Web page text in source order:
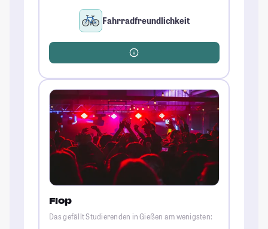
Fahrradfreundlichkeit
Flop
Das gefällt Studierenden in Gießen am wenigsten: